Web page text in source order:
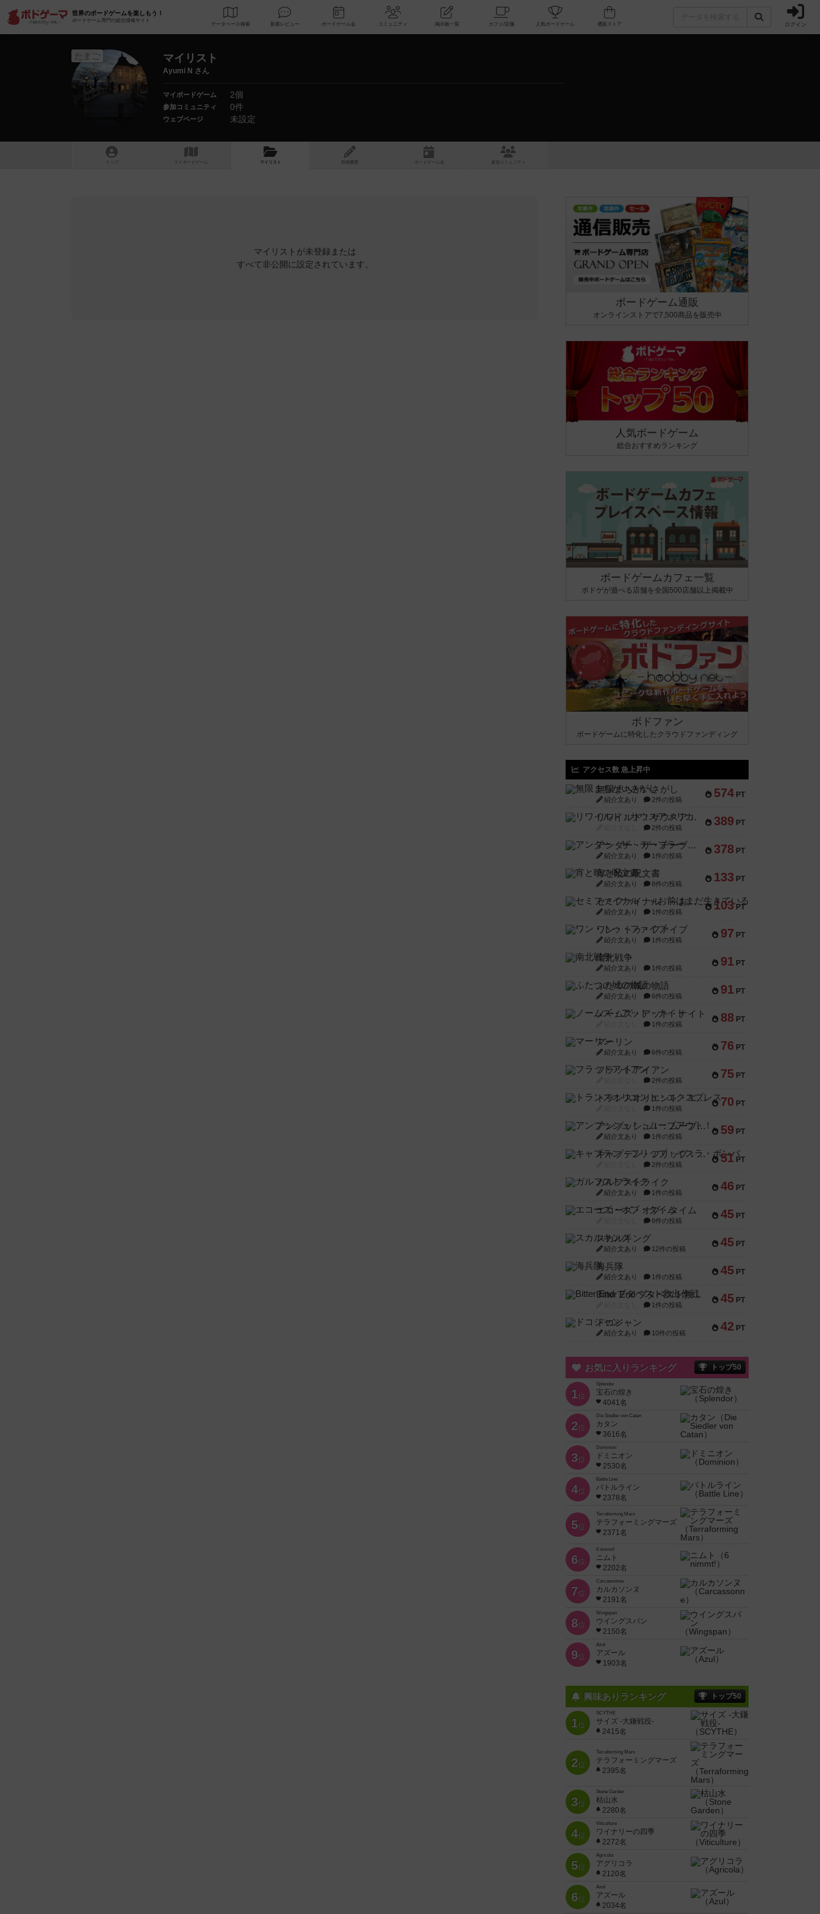
世界のボードゲームを楽しもう！
ボードゲーム専門の総合情報サイト
データベース 検索 新着レビュー ボードゲーム会 コミュニティ 掲示板一覧 カフェ/店舗 人気ボードゲーム ログイン
たまご マイリスト
Ayumi N さん
マイボードゲーム 2個
参加コミュニティ 0件
ウェブページ 未設定
トップ マイボードゲーム マイリスト 投稿履歴 ボ ドゲ ーム コミュニティ
マイリストが未登録または
すべて非公開に設定されています。
ボードゲーム通販
オンラインストアで7,500商品を販売中
人気ボードゲーム
総合おすすめランキング
ボードゲームカフェ一覧
ボドゲが遊べる店舗を全国500店舗以上掲載中
ボドファン
ボードゲームに特化したクラウドファンディング
アクセス数 急上昇中
574 PT
無限まちがいさがし
紹介文あり 2件の投稿
389 PT
リワイルド：サウスアメリカ
2件の投稿
378 PT
アンダー・ザ・テーブラー
紹介文あり 1件の投稿
133 PT
宵と暁の呪文書
紹介文あり 8件の投稿
103 PT
セミファイナル ～お前はまだ生きている～
紹介文あり 1件の投稿
97 PT
ワン・トゥ・ファイブ
紹介文あり 1件の投稿
91 PT
南北戦争
紹介文あり 1件の投稿
91 PT
ふたつの城の物語
紹介文あり 6件の投稿
88 PT
ノームズ・アット・ナイト
1件の投稿
76 PT
マーリン
紹介文あり 6件の投稿
75 PT
フラットアイアン
2件の投稿
70 PT
トランスオリエント・エクスプレス
1件の投稿
59 PT
アンブッシュ！：ムーブアウト！
紹介文あり 1件の投稿
51 PT
キャプテン・フリップ：イスラ・ボンバ
2件の投稿
46 PT
ガルフストライク
紹介文あり 1件の投稿
45 PT
エコーズ・オブ・タイム
8件の投稿
45 PT
スカルキング
紹介文あり 12件の投稿
45 PT
海兵隊
紹介文あり 1件の投稿
45 PT
Bitter End ブタペスト救出作戦
1件の投稿
42 PT
ドコジャン
紹介文あり 10件の投稿
お気に入りランキング トップ50
1位
Splendor
宝石の煌き
4041名
2位
Die Siedler von Catan
カタン
3616名
3位
Dominion
ドミニオン
2530名
4位
Battle Line
バトルライン
2378名
5位
Terraforming Mars
テラフォーミングマーズ
2371名
6位
6 nimmt!
ニムト
2202名
7位
Carcassonne
カルカソンヌ
2191名
8位
Wingspan
ウイングスパン
2150名
9位
Azul
アズール
1903名
興味ありランキング トップ50
1位
SCYTHE
サイズ -大鎌戦役-
2415名
2位
Terraforming Mars
テラフォーミングマーズ
2395名
3位
Stone Garden
枯山水
2280名
4位
Viticulture
ワイナリーの四季
2272名
5位
Agricola
アグリコラ
2120名
6位
Azul
アズール
2034名